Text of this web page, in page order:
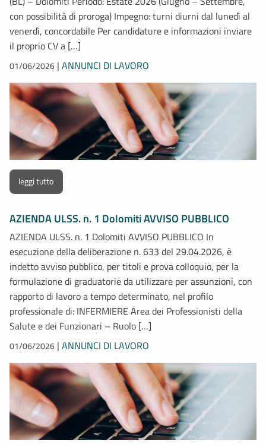
con possibilità di proroga) Impegno: turni diurni dal lunedì al
venerdì, concordabile Per candidature e informazioni inviare
il proprio CV a […]
01/06/2026 | ANNUNCI DI LAVORO
leggi tutto
AZIENDA ULSS. n. 1 Dolomiti AVVISO PUBBLICO
AZIENDA ULSS. n. 1 Dolomiti AVVISO PUBBLICO In
esecuzione della deliberazione n. 633 del 29.04.2026, è
indetto avviso pubblico, per titoli e prova colloquio, per la
formulazione di graduatorie da utilizzare per assunzioni, con
rapporto di lavoro a tempo determinato, nel profilo
professionale di: INFERMIERE Area dei Professionisti della
Salute e dei Funzionari – Ruolo […]
01/06/2026 | ANNUNCI DI LAVORO